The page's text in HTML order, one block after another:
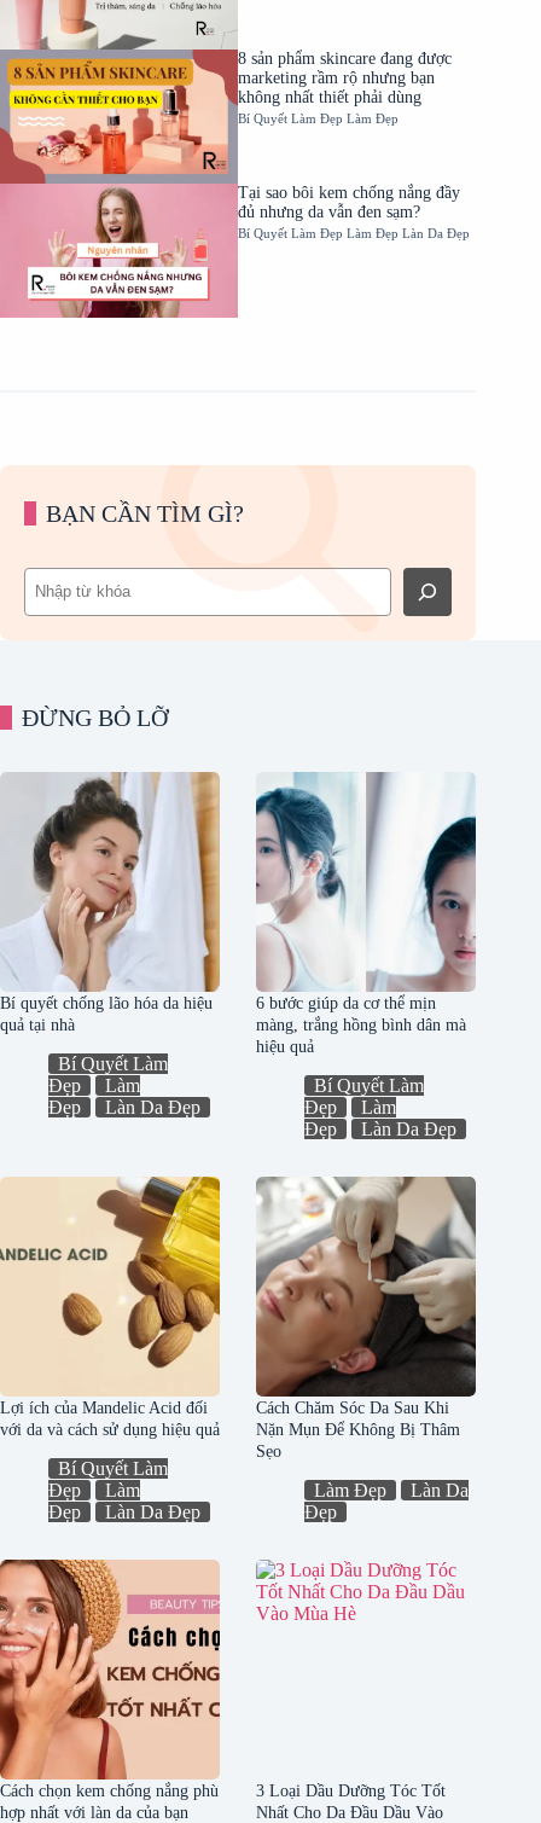
8 sản phẩm skincare đang được
marketing rầm rộ nhưng bạn
không nhất thiết phải dùng
Bí Quyết Làm Đẹp Làm Đẹp
Tại sao bôi kem chống nắng đầy
đủ nhưng da vẫn đen sạm?
Bí Quyết Làm Đẹp Làm Đẹp Làn Da Đẹp
BẠN CẦN TÌM GÌ?
Tìm
kiếm
ĐỪNG BỎ LỠ
Bí quyết chống lão hóa da hiệu
quả tại nhà
Bí Quyết Làm
Đẹp
Làm
Đẹp
Làn Da Đẹp
6 bước giúp da cơ thể mịn
màng, trắng hồng bình dân mà
hiệu quả
Bí Quyết Làm
Đẹp
Làm
Đẹp
Làn Da Đẹp
Lợi ích của Mandelic Acid đối
với da và cách sử dụng hiệu quả
Bí Quyết Làm
Đẹp
Làm
Đẹp
Làn Da Đẹp
Cách Chăm Sóc Da Sau Khi
Nặn Mụn Để Không Bị Thâm
Sẹo
Làm Đẹp
Làn Da
Đẹp
Cách chọn kem chống nắng phù
hợp nhất với làn da của bạn
3 Loại Dầu Dưỡng Tóc Tốt
Nhất Cho Da Đầu Dầu Vào